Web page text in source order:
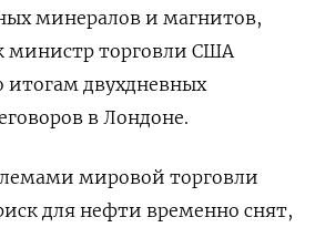
минералов и магнитов,
министр торговли США
двухдневных
в Лондоне.
мировой торговли
для нефти временно снят,